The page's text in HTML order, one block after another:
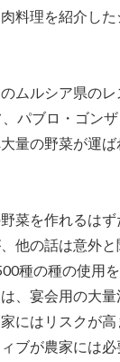
料理を紹介し
ムルシア県の
パブロ・ゴン
量の野菜が運
菜を作れるは
他の話は意外
種の種の使用
、宴会用の大
にはリスクが
ブが農家には